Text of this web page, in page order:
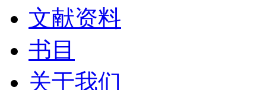
文献资料
书目
关于我们